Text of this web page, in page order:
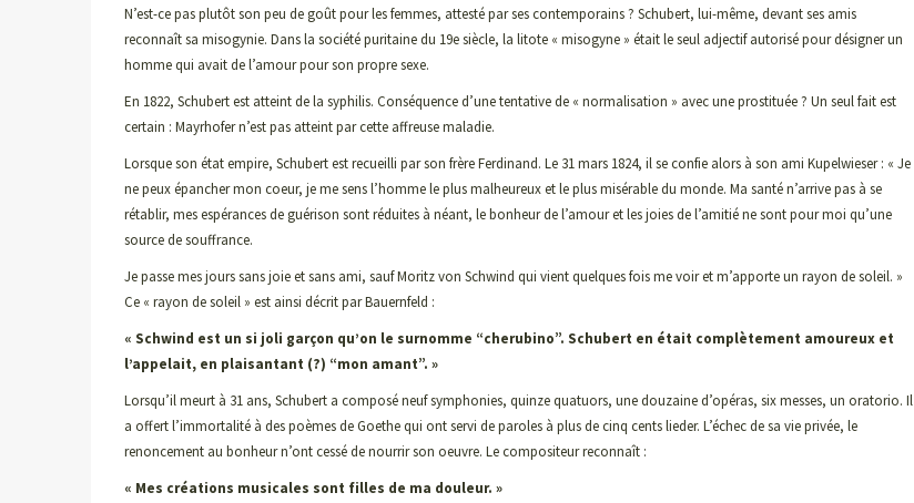
N’est-ce pas plutôt son peu de goût pour les femmes, attesté par ses contemporains ? Schubert, lui-même, devant ses amis
reconnaît sa misogynie. Dans la société puritaine du 19e siècle, la litote « misogyne » était le seul adjectif autorisé pour désigner un
homme qui avait de l’amour pour son propre sexe.
En 1822, Schubert est atteint de la syphilis. Conséquence d’une tentative de « normalisation » avec une prostituée ? Un seul fait est
certain : Mayrhofer n’est pas atteint par cette affreuse maladie.
Lorsque son état empire, Schubert est recueilli par son frère Ferdinand. Le 31 mars 1824, il se confie alors à son ami Kupelwieser : « Je
ne peux épancher mon coeur, je me sens l’homme le plus malheureux et le plus misérable du monde. Ma santé n’arrive pas à se
rétablir, mes espérances de guérison sont réduites à néant, le bonheur de l’amour et les joies de l’amitié ne sont pour moi qu’une
source de souffrance.
Je passe mes jours sans joie et sans ami, sauf Moritz von Schwind qui vient quelques fois me voir et m’apporte un rayon de soleil. »
Ce « rayon de soleil » est ainsi décrit par Bauernfeld :
« Schwind est un si joli garçon qu’on le surnomme “cherubino”. Schubert en était complètement amoureux et
l’appelait, en plaisantant (?) “mon amant”. »
Lorsqu’il meurt à 31 ans, Schubert a composé neuf symphonies, quinze quatuors, une douzaine d’opéras, six messes, un oratorio. Il
a offert l’immortalité à des poèmes de Goethe qui ont servi de paroles à plus de cinq cents lieder. L’échec de sa vie privée, le
renoncement au bonheur n’ont cessé de nourrir son oeuvre. Le compositeur reconnaît :
« Mes créations musicales sont filles de ma douleur. »